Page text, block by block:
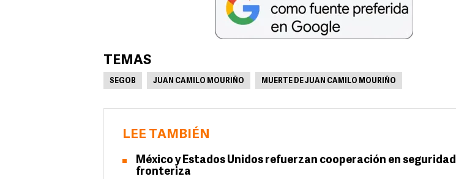
TEMAS
SEGOB JUAN CAMILO MOURIÑO MUERTE DE JUAN CAMILO MOURIÑO
LEE TAMBIÉN
México y Estados Unidos refuerzan cooperación en seguridad
fronteriza